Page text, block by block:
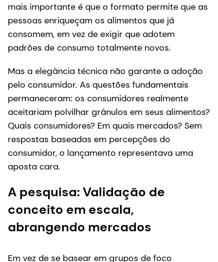
mais importante é que o formato permite que as
pessoas enriqueçam os alimentos que já
consomem, em vez de exigir que adotem
padrões de consumo totalmente novos.
Mas a elegância técnica não garante a adoção
pelo consumidor. As questões fundamentais
permaneceram: os consumidores realmente
aceitariam polvilhar grânulos em seus alimentos?
Quais consumidores? Em quais mercados? Sem
respostas baseadas em percepções do
consumidor, o lançamento representava uma
aposta cara.
A pesquisa: Validação de
conceito em escala,
abrangendo mercados
Em vez de se basear em grupos de foco